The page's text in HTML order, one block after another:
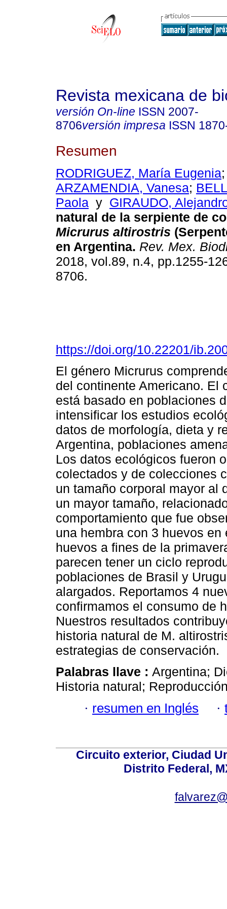
Revista mexicana de
versión On-line ISSN 2007-
8706versión impresa ISSN
Resumen
RODRIGUEZ, María Eugenia;
ARZAMENDIA, Vanesa;
Paola y GIRAUDO,
natural de la serpiente de
Micrurus altirostris
en Argentina. Rev. Mex.
2018, vol.89, n.4, pp.1255-
8706.
https://doi.org/10.22201/
El género Micrurus
del continente Americano. El
está basado en poblaciones
intensificar los estudios
datos de morfología, dieta y
Argentina, poblaciones
Los datos ecológicos fueron
colectados y de colecciones
un tamaño corporal mayor al
un mayor tamaño,
comportamiento que fue
una hembra con 3 huevos
huevos a fines de la
parecen tener un ciclo
poblaciones de Brasil y
alargados. Reportamos 4
confirmamos el consumo de
Nuestros resultados
historia natural de M.
estrategias de conservación.
Palabras llave : Argentina;
Historia natural;
· resumen en Inglés ·
Circuito exterior, Ciudad
Distrito Federal,